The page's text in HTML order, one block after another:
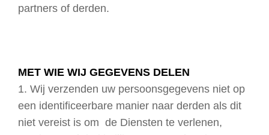
partners of derden.
MET WIE WIJ GEGEVENS DELEN
1. Wij verzenden uw persoonsgegevens niet op
een identificeerbare manier naar derden als dit
niet vereist is om de Diensten te verlenen,